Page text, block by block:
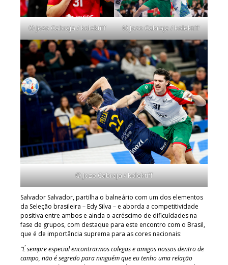
© Jozo Cabraja / kolektiff © Jozo Cabraja / kolektiff
© Jozo Cabraja / kolektiff
Salvador Salvador, partilha o balneário com um dos elementos
da Seleção brasileira – Edy Silva – e aborda a competitividade
positiva entre ambos e ainda o acréscimo de dificuldades na
fase de grupos, com destaque para este encontro com o Brasil,
que é de importância suprema para as cores nacionais:
“É sempre especial encontrarmos colegas e amigos nossos dentro de
campo, não é segredo para ninguém que eu tenho uma relação